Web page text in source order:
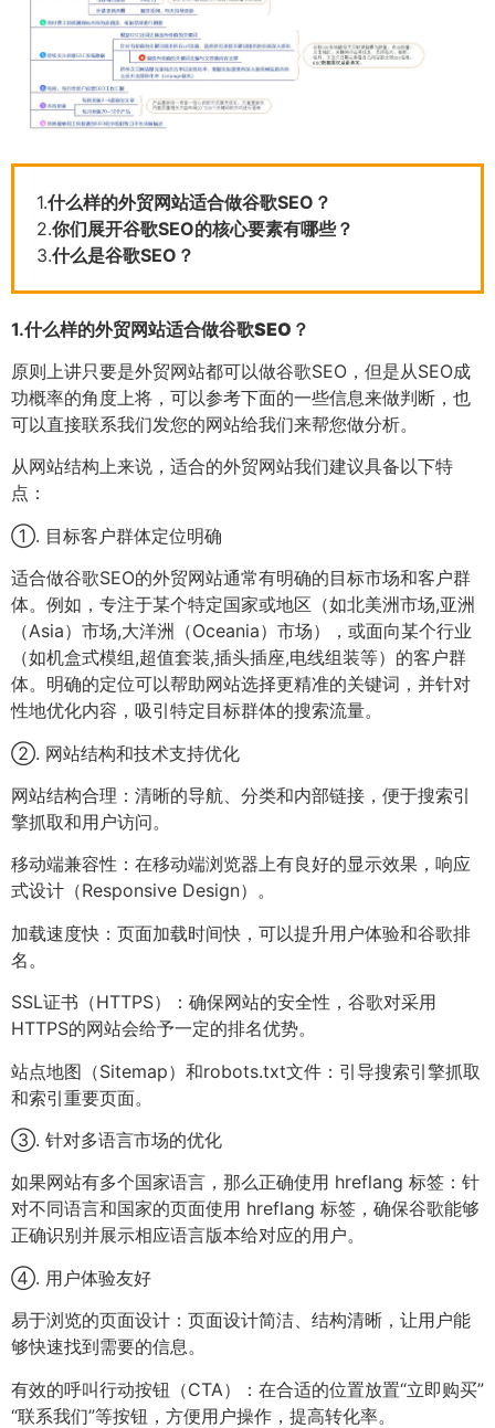
1.什么样的外贸网站适合做谷歌SEO？
2.你们展开谷歌SEO的核心要素有哪些？
3.什么是谷歌SEO？
1.什么样的外贸网站适合做谷歌SEO？
原则上讲只要是外贸网站都可以做谷歌SEO，但是从SEO成
功概率的角度上将，可以参考下面的一些信息来做判断，也
可以直接联系我们发您的网站给我们来帮您做分析。
从网站结构上来说，适合的外贸网站我们建议具备以下特
点：
①. 目标客户群体定位明确
适合做谷歌SEO的外贸网站通常有明确的目标市场和客户群
体。例如，专注于某个特定国家或地区（如北美洲市场,亚洲
（Asia）市场,大洋洲（Oceania）市场），或面向某个行业
（如机盒式模组,超值套装,插头插座,电线组装等）的客户群
体。明确的定位可以帮助网站选择更精准的关键词，并针对
性地优化内容，吸引特定目标群体的搜索流量。
②. 网站结构和技术支持优化
网站结构合理：清晰的导航、分类和内部链接，便于搜索引
擎抓取和用户访问。
移动端兼容性：在移动端浏览器上有良好的显示效果，响应
式设计（Responsive Design）。
加载速度快：页面加载时间快，可以提升用户体验和谷歌排
名。
SSL证书（HTTPS）：确保网站的安全性，谷歌对采用
HTTPS的网站会给予一定的排名优势。
站点地图（Sitemap）和robots.txt文件：引导搜索引擎抓取
和索引重要页面。
③. 针对多语言市场的优化
如果网站有多个国家语言，那么正确使用 hreflang 标签：针
对不同语言和国家的页面使用 hreflang 标签，确保谷歌能够
正确识别并展示相应语言版本给对应的用户。
④. 用户体验友好
易于浏览的页面设计：页面设计简洁、结构清晰，让用户能
够快速找到需要的信息。
有效的呼叫行动按钮（CTA）：在合适的位置放置“立即购买”
“联系我们”等按钮，方便用户操作，提高转化率。